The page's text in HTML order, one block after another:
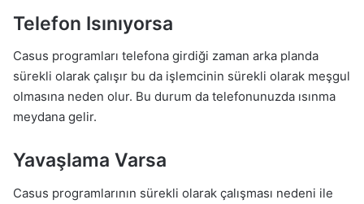
Telefon Isınıyorsa
Casus programları telefona girdiği zaman arka planda
sürekli olarak çalışır bu da işlemcinin sürekli olarak meşgul
olmasına neden olur. Bu durum da telefonunuzda ısınma
meydana gelir.
Yavaşlama Varsa
Casus programlarının sürekli olarak çalışması nedeni ile